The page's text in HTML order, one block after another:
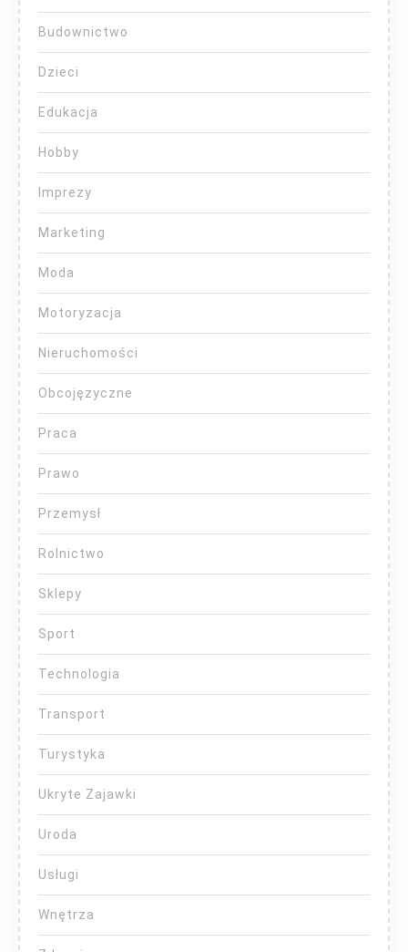
Budownictwo
Dzieci
Edukacja
Hobby
Imprezy
Marketing
Moda
Motoryzacja
Nieruchomości
Obcojęzyczne
Praca
Prawo
Przemysł
Rolnictwo
Sklepy
Sport
Technologia
Transport
Turystyka
Ukryte Zajawki
Uroda
Usługi
Wnętrza